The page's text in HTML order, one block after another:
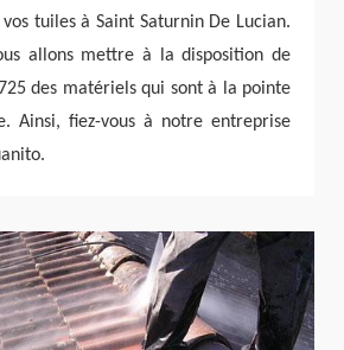
tuiles à Saint Saturnin De Lucian.
allons mettre à la disposition de
des matériels qui sont à la pointe
Ainsi, fiez-vous à notre entreprise